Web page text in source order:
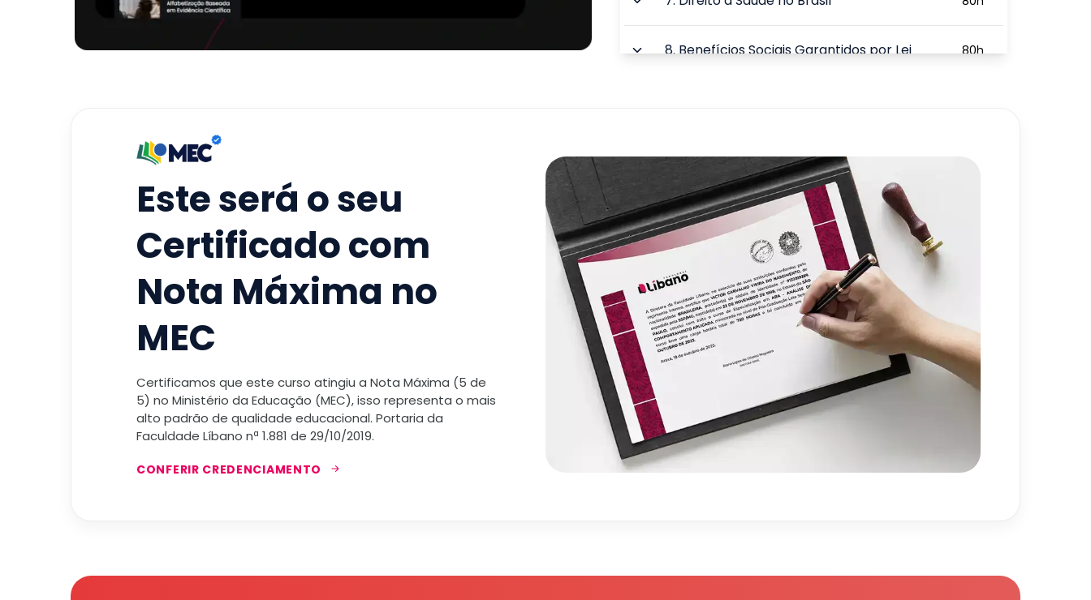
8.Benefícios Sociais Garantidos por Lei 80h
TOTAL:
Este será o seu
Certificado com
Nota Máxima no
MEC
Certificamos que este curso atingiu a Nota Máxima (5 de
5) no Ministério da Educação (MEC), isso representa o mais
alto padrão de qualidade educacional. Portaria da
Faculdade Líbano nª 1.881 de 29/10/2019.
CONFERIR CREDENCIAMENTO